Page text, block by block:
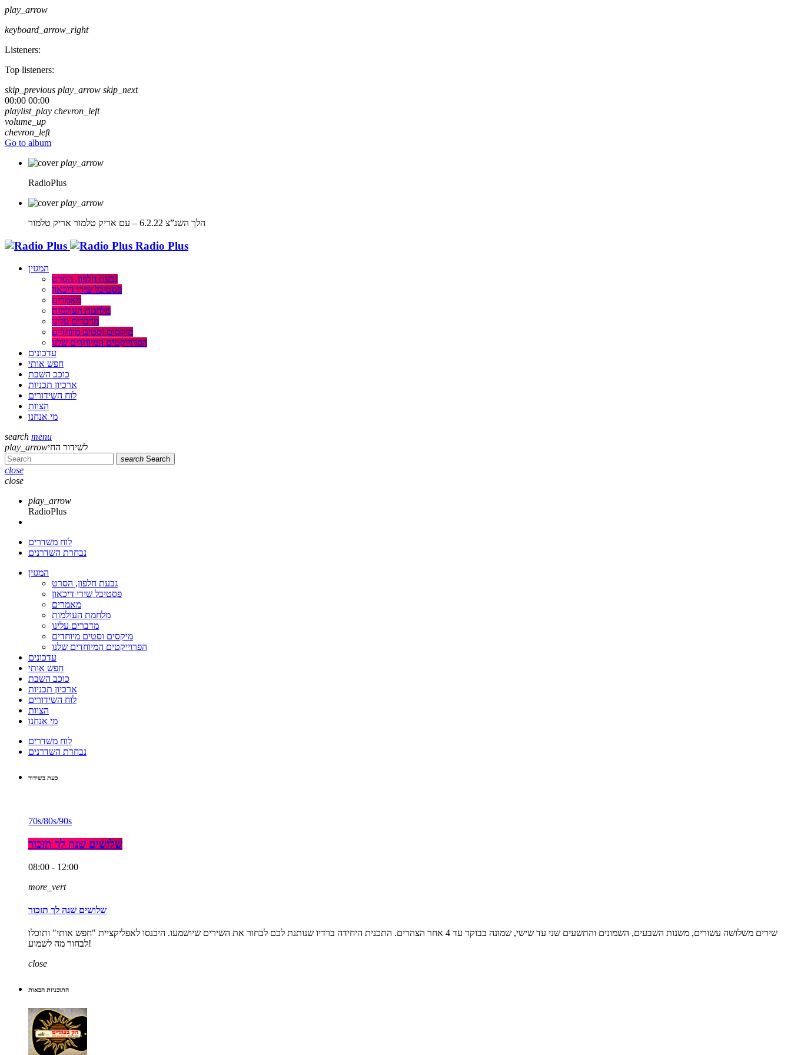
play_arrow
keyboard_arrow_right
Listeners:
Top listeners:
skip_previous play_arrow skip_next
00:00 00:00
playlist_play chevron_left
volume_up
chevron_left
Go to album
play_arrow
RadioPlus
play_arrow
הלך השנ”צ 6.2.22 – עם אריק טלמור
אריק טלמור
Radio Plus
המגזין
גבעת חלפון, הסרט
פסטיבל שירי דיכאון
מאמרים
מלחמת העולמות
מדברים עלינו
מיקסים וסטים מיוחדים
הפרוייקטים המיוחדים שלנו
עדכונים
חפש אותי
כוכב השבת
ארכיון תכניות
לוח השידורים
הצוות
מי אנחנו
search menu
play_arrowלשידור החי
search Search
close
close
play_arrow
RadioPlus
לוח משדרים
נבחרת השדרנים
המגזין
גבעת חלפון, הסרט
פסטיבל שירי דיכאון
מאמרים
מלחמת העולמות
מדברים עלינו
מיקסים וסטים מיוחדים
הפרוייקטים המיוחדים שלנו
עדכונים
חפש אותי
כוכב השבת
ארכיון תכניות
לוח השידורים
הצוות
מי אנחנו
לוח משדרים
נבחרת השדרנים
כעת בשידור
70s/80s/90s
שלושים שנה לך תזכור
08:00 - 12:00
more_vert
שלושים שנה לך תזכור
שירים משלושה עשורים, משנות השבעים, השמונים והתשעים שני עד שישי, שמונה בבוקר עד 4 אחר הצהרים. התכנית היחידה ברדיו שנותנת לכם לבחור את השירים שיושמעו. היכנסו לאפליקציית "חפש אותי" ותוכלו
לבחור מה לשמוע!
close
התוכניות הבאות